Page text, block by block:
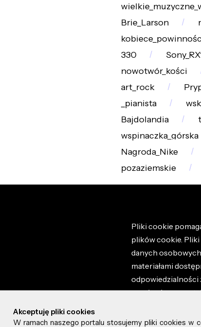
Brie_Larson
330
nowotwór_kości
art_rock
_pianista
Bajdolandia
wspinaczka_górska
Nagroda_Nike
pozaziemskie
Pliki cookie
plików cookie.
danych
materiałami
odpowiedzialności
regulaminem
Akceptuję pliki cookies
W ramach naszego portalu stosujemy pliki cookies w